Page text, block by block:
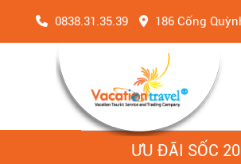
0838.31.35.39 186 Cống
ƯU ĐÃI SỐC